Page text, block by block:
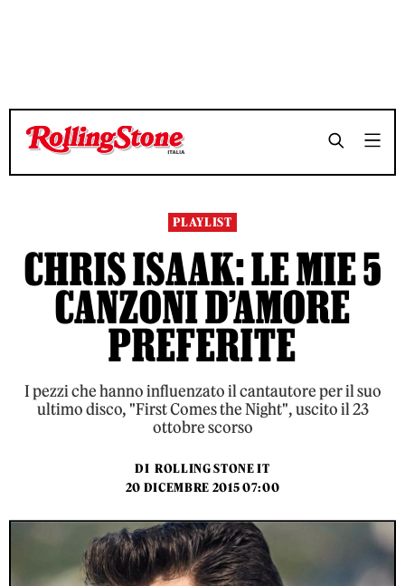
TEMPO DI LETTURA 3 MINUTI SHARE
TEMPO DI LETTURA 3 MINUTI SHARE
PLAYLIST
CHRIS ISAAK: LE MIE 5
CANZONI D’AMORE
PREFERITE
I pezzi che hanno influenzato il cantautore per il suo
ultimo disco, "First Comes the Night", uscito il 23
ottobre scorso
DI ROLLING STONE IT
20 DICEMBRE 2015 07:00